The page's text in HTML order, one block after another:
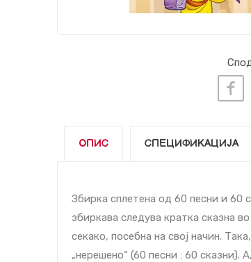
ОПИС СПЕЦИФИКАЦИЈА
Збирка сплетена од 60 песни и 60
збиркава следува кратка сказна
секако, посебна на свој начин.
„нерешено“ (60 песни : 60